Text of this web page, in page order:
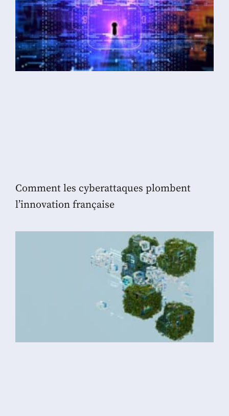
Comment les cyberattaques plombent
l’innovation française